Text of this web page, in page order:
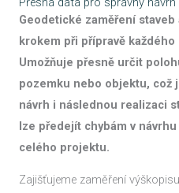
Geodetické zaměření
krokem při přípravě
Umožňuje přesně určit
pozemku nebo objektu, což
návrh i následnou realizaci
lze předejít chybám v
celého projektu.
Zajišťujeme zaměření